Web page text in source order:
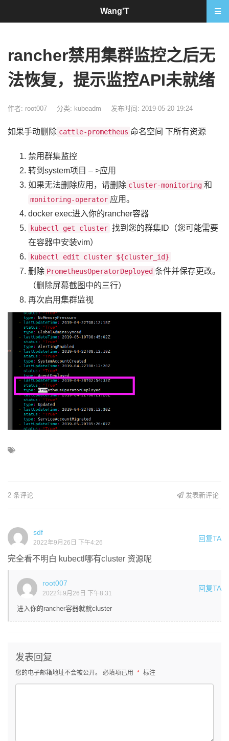
rancher禁用集群监控之后无
法恢复，提示监控API未就绪
作者: root007 分类: kubeadm 发布时间: 2019-05-20 19:24
如果手动删除 cattle-prometheus 命名空间 下所有资源
禁用群集监控
转到system项目 – >应用
如果无法删除应用，请删除 cluster-monitoring 和
monitoring-operator 应用。
docker exec进入你的rancher容器
kubectl get cluster 找到您的群集ID（您可能需要
在容器中安装vim）
kubectl edit cluster ${cluster_id}
删除 PrometheusOperatorDeployed 条件并保存更改。
（删除屏幕截图中的三行）
再次启用集群监视
2 条评论 发表新评论
sdf
2022年9月26日 下午4:26 回复TA
完全看不明白 kubectl哪有cluster 资源呢
root007
2022年9月26日 下午8:31
回复TA
进入你的rancher容器就就cluster
发表回复
您的电子邮箱地址不会被公开。 必填项已用 * 标注
Wang'T